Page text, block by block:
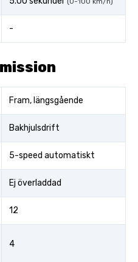
-
Fram, längsgående
Bakhjulsdrift
5-speed automatiskt
Ej överladdad
12
4